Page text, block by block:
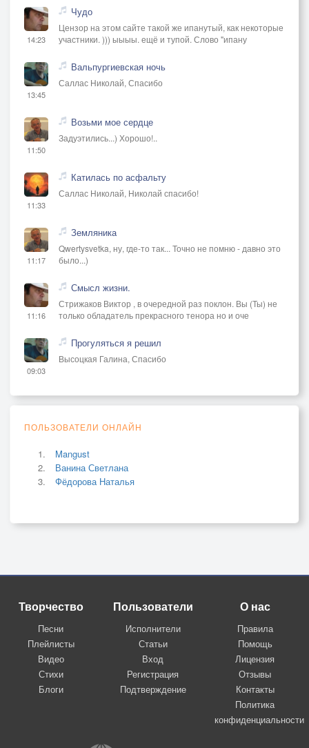
14:23
Чудо
Цензор на этом сайте такой же ипанутый, как некоторые
участники. ))) ыыыы. ещё и тупой. Слово "ипану
13:45
Вальпургиевская ночь
Саллас Николай, Спасибо
11:50
Возьми мое сердце
Задуэтились...) Хорошо!..
11:33
Катилась по асфальту
Саллас Николай, Николай спасибо!
11:17
Земляника
Qwertysvetka, ну, где-то так... Точно не помню - давно это
было...)
11:16
Смысл жизни.
Стрижаков Виктор , в очередной раз поклон. Вы (Ты) не
только обладатель прекрасного тенора но и оче
09:03
Прогуляться я решил
Высоцкая Галина, Спасибо
ПОЛЬЗОВАТЕЛИ ОНЛАЙН
Mangust
Ванина Светлана
Фёдорова Наталья
Творчество
Песни
Плейлисты
Видео
Стихи
Блоги
Пользователи
Исполнители
Статьи
Вход
Регистрация
Подтверждение
О нас
Правила
Помощь
Лицензия
Отзывы
Контакты
Политика
конфиденциальности